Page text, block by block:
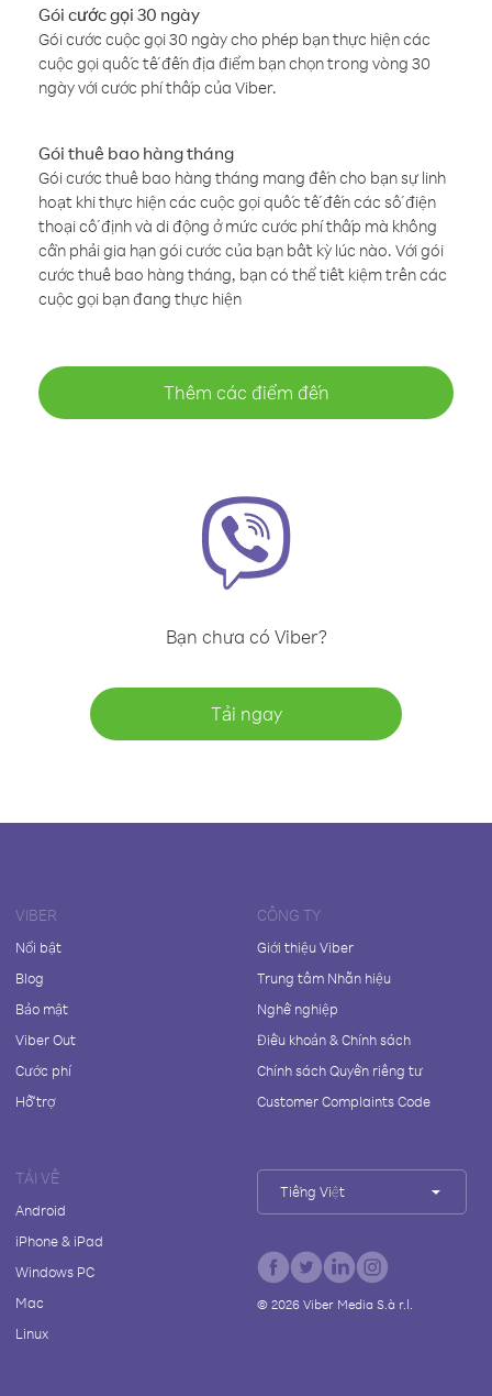
Gói cước gọi 30 ngày
Gói cước cuộc gọi 30 ngày cho phép bạn thực hiện các
cuộc gọi quốc tế đến địa điểm bạn chọn trong vòng 30
ngày với cước phí thấp của Viber.
Gói thuê bao hàng tháng
Gói cước thuê bao hàng tháng mang đến cho bạn sự linh
hoạt khi thực hiện các cuộc gọi quốc tế đến các số điện
thoại cố định và di động ở mức cước phí thấp mà không
cần phải gia hạn gói cước của bạn bất kỳ lúc nào. Với gói
cước thuê bao hàng tháng, bạn có thể tiết kiệm trên các
cuộc gọi bạn đang thực hiện
Thêm các điểm đến
Bạn chưa có Viber?
Tải ngay
VIBER
Nổi bật
Blog
Bảo mật
Viber Out
Cước phí
Hỗ trợ
CÔNG TY
Giới thiệu Viber
Trung tâm Nhãn hiệu
Nghề nghiệp
Điều khoản & Chính sách
Chính sách Quyền riêng tư
Customer Complaints Code
TẢI VỀ
Android
iPhone & iPad
Windows PC
Mac
Linux
Tiếng Việt
© 2026Viber Media S.à r.l.